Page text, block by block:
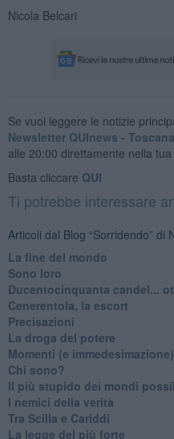
Nicola Belcari
Se vuoi leggere le notizie
Newsletter QUInews -
alle 20:00 direttamente nella tua
Basta cliccare QUI
Ti potrebbe interessare
Articoli dal Blog “Sorridendo” di
La fine del mondo
Sono loro
Ducentocinquanta candel...
Cenerentola, la escort
Precisazioni
La droga del potere
Momenti (e immedesimazione)
Chi sono?
Il più stupido dei mondi
I nemici della verità
Tra Scilla e Cariddi
La legge del più forte